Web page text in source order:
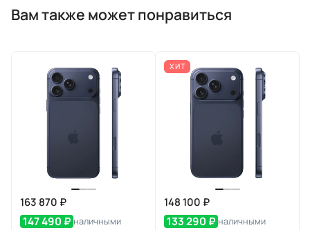
Вам также может понравиться
163 870 ₽
147 490 ₽ наличными
ХИТ
148 100 ₽
133 290 ₽ наличными